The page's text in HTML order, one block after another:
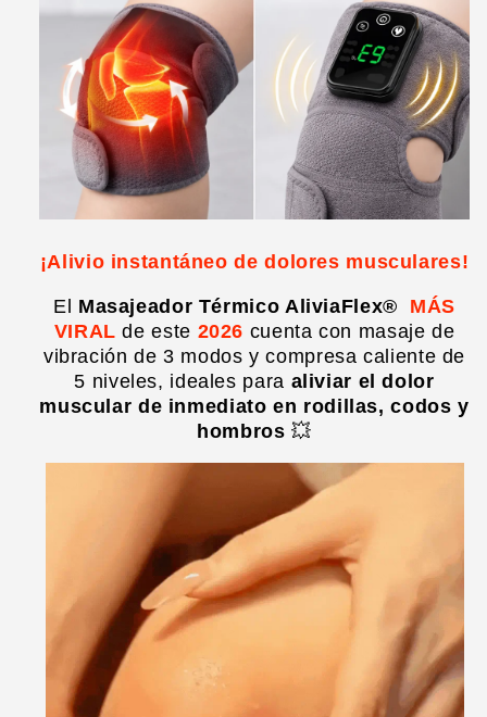
¡Alivio instantáneo de dolores musculares!
El Masajeador Térmico AliviaFlex® MÁS
VIRAL de este 2026 cuenta con masaje de
vibración de 3 modos y compresa caliente de
5 niveles, ideales para aliviar el dolor
muscular de inmediato en rodillas, codos y
hombros 💥